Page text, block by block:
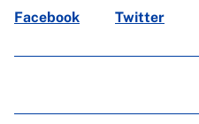
Facebook
Twitter